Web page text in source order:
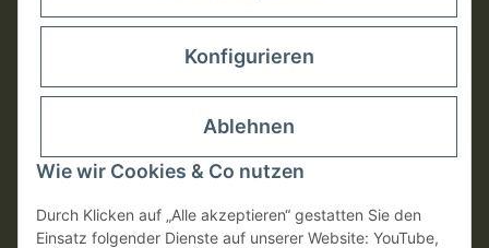
Konfigurieren
Ablehnen
Wie wir Cookies & Co nutzen
Durch Klicken auf „Alle akzeptieren“ gestatten Sie den
Einsatz folgender Dienste auf unserer Website: YouTube,